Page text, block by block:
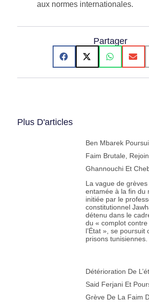
aux normes internationales.
Partager
Plus D'articles
Ben Mbarek
Faim Brutale,
Ghannouchi Et
La vague de
entamée à la fin du
initiée par le
constitutionnel
détenu dans le
du « complot
l’État », se poursuit
prisons tunisiennes.
Détérioration De
Said Ferjani Et
Grève De La Faim